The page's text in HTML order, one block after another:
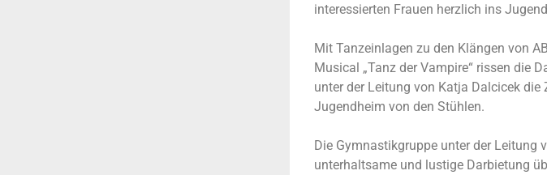
interessierten Frauen herzlich ins
Mit Tanzeinlagen zu den Klängen von
Musical „Tanz der Vampire“ rissen die
unter der Leitung von Katja Dalcicek
Jugendheim von den Stühlen.
Die Gymnastikgruppe unter der Leitung
unterhaltsame und lustige Darbietung